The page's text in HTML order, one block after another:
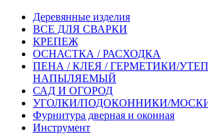
Деревянные изделия
ВСЕ ДЛЯ СВАРКИ
КРЕПЕЖ
ОСНАСТКА / РАСХОДКА
ПЕНА / КЛЕЯ / ГЕРМЕТИКИ/
НАПЫЛЯЕМЫЙ
САД И ОГОРОД
УГОЛКИ/ПОДОКОННИКИ/
Фурнитура дверная и оконная
Инструмент